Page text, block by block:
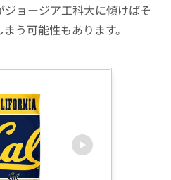
ョージア工科大に傾けばそ
う可能性もあります。